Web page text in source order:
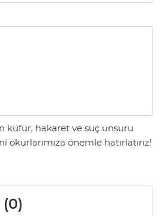
küfür, hakaret ve suç unsuru
önemle hatırlatırız!
0)